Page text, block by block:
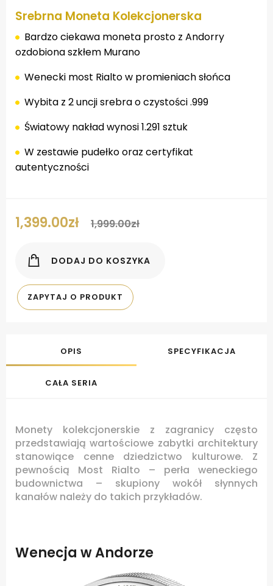
Srebrna Moneta Kolekcjonerska
Bardzo ciekawa moneta prosto z Andorry
ozdobiona szkłem Murano
Wenecki most Rialto w promieniach słońca
Wybita z 2 uncji srebra o czystości .999
Światowy nakład wynosi 1.291 sztuk
W zestawie pudełko oraz certyfikat
autentyczności
1,399.00zł 1,999.00zł
DODAJ DO KOSZYKA
ZAPYTAJ O PRODUKT
OPIS SPECYFIKACJA
CAŁA SERIA
Monety kolekcjonerskie z zagranicy często
przedstawiają wartościowe zabytki architektury
stanowiące cenne dziedzictwo kulturowe. Z
pewnością Most Rialto – perła weneckiego
budownictwa – skupiony wokół słynnych
kanałów należy do takich przykładów.
Wenecja w Andorze